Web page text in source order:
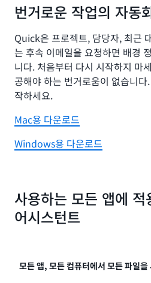
번거로운 작업의 자동
Quick은 프로젝트, 담당자, 최근
는 후속 이메일을 요청하면 배경
니다. 처음부터 다시 시작하지 마
공해야 하는 번거로움이 없습니
작하세요.
Mac용 다운로드
Windows용 다운로드
사용하는 모든 앱에
어시스턴트
모든 앱, 모든 컴퓨터에서 모든 파일